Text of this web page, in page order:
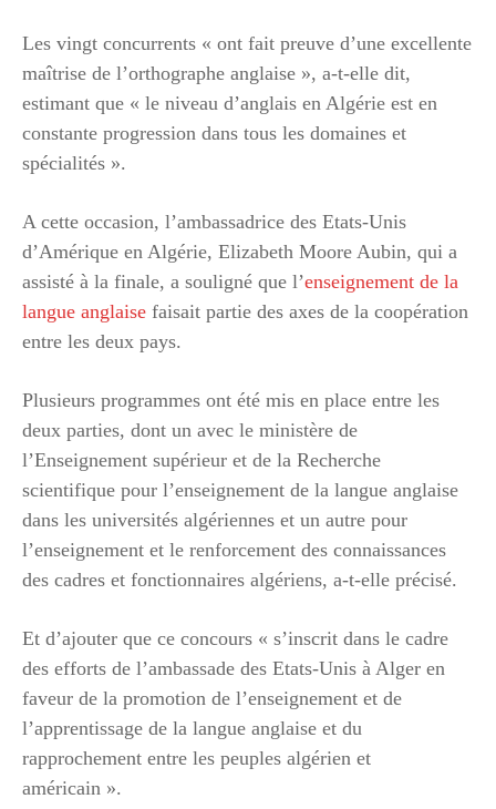
Les vingt concurrents « ont fait preuve d’une excellente
maîtrise de l’orthographe anglaise », a-t-elle dit,
estimant que « le niveau d’anglais en Algérie est en
constante progression dans tous les domaines et
spécialités ».
A cette occasion, l’ambassadrice des Etats-Unis
d’Amérique en Algérie, Elizabeth Moore Aubin, qui a
assisté à la finale, a souligné que l’enseignement de la
langue anglaise faisait partie des axes de la coopération
entre les deux pays.
Plusieurs programmes ont été mis en place entre les
deux parties, dont un avec le ministère de
l’Enseignement supérieur et de la Recherche
scientifique pour l’enseignement de la langue anglaise
dans les universités algériennes et un autre pour
l’enseignement et le renforcement des connaissances
des cadres et fonctionnaires algériens, a-t-elle précisé.
Et d’ajouter que ce concours « s’inscrit dans le cadre
des efforts de l’ambassade des Etats-Unis à Alger en
faveur de la promotion de l’enseignement et de
l’apprentissage de la langue anglaise et du
rapprochement entre les peuples algérien et
américain ».